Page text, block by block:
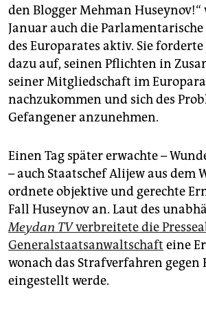
den Blogger Mehman Huseynov!“
Januar auch die
des Europarates aktiv. Sie
dazu auf, seinen Pflichten in
seiner Mitgliedschaft im
nachzukommen und sich des
Gefangener anzunehmen.
Einen Tag später erwachte –
– auch Staatschef Alijew aus dem
ordnete objektive und gerechte
Fall Huseynov an. Laut des
Meydan TVverbreitete die
Generalstaatsanwaltschaft eine
wonach das Strafverfahren gegen
eingestellt werde.